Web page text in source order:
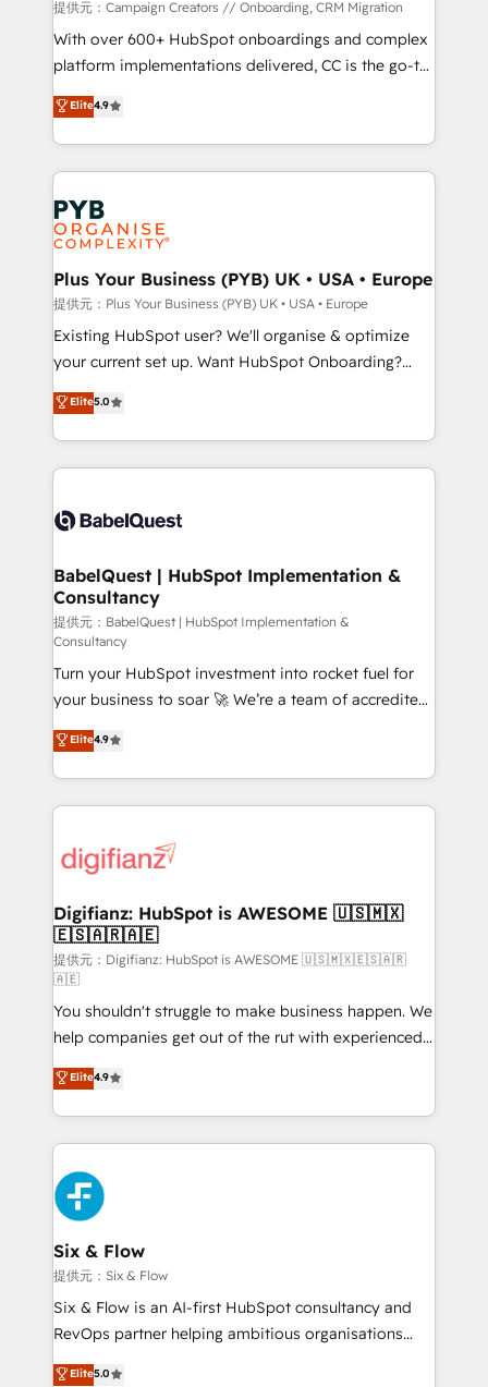
guided implementation and seamless integration of
the CRM platform into your digital ecosystem. Would
you like support in deploying your inbound
to your needs and sales objectives. With 125+
certifications, we are part of the most certified
services are offered in both English & French.
提供元：Campaign Creators // Onboarding, CRM Migration
With over 600+ HubSpot onboardings and complex
platform implementations delivered, CC is the go-to
Elite Solutions Partner for businesses ready to
migrate, replatform, and scale smarter. We specialize
in high-impact CRM and CMS migrations and
onboarding from platforms like Salesforce, NetSuite,
Zoho, Pardot, Marketo, Microsoft Dynamics, Wix,
WordPress and legacy CRMs, turning fragmented
systems into unified, growth-ready HubSpot
architectures that accelerate revenue operations and
performance. - Multi-object CRM migration, cleanup,
and implementation. - Pre-built and custom
integrations across your full tech stack. - Custom
- Dashboards, lifecycle campaigns, and lead
nurturing sequences. - Cross-hub setup across
scalable retainers. Let’s make HubSpot your most
powerful growth engine. Built to convert, scale, and
Elite4.9
Plus Your Business (PYB) UK • USA • Europe
提供元：Plus Your Business (PYB) UK • USA • Europe
Existing HubSpot user? We'll organise & optimize
your current set up. Want HubSpot Onboarding?
We'll customise your CRM & automate your business
processes. Welcome to our Profile! We can help
with... • CRM implementation, reports & workflows,
and team training • CRM migration: Salesforce,
Custom API integrations & ERP systems inc. SAP and
super skilled members) • 150+ Clients for Sales Hub,
Marketing Hub, Service Hub, Data Hub and Website
(CMS) • ISO/IEC 27001:2022, ISO 9001:2015 and
now... ISO 42001: 2023 certified • Exclusive AI
'GuardHub' governance framework, based on ISO
42001 - helping you 'organise complexity' 𝗥𝗲𝗮𝗱𝘆
𝗳𝗼𝗿 𝘁𝗵𝗲 𝗻𝗲𝘅𝘁 𝘀𝘁𝗲𝗽? Click the 👈 '𝗖𝗼𝗻𝘁𝗮𝗰𝘁
𝗯𝘂𝘀𝗶𝗻𝗲𝘀𝘀' button to get in touch (𝘸𝘦'𝘳𝘦 𝘴𝘶𝘱𝘦𝘳
𝘳𝘦𝘴𝘱𝘰𝘯𝘴𝘪𝘷𝘦)
Elite5.0
BabelQuest | HubSpot Implementation &
Consultancy
提供元：BabelQuest | HubSpot Implementation &
Consultancy
Turn your HubSpot investment into rocket fuel for
your business to soar 🚀 We’re a team of accredited
HubSpot experts ready to help you. We can
implement the platform into complex business
environments, optimise what you've got and make
sure you can actually use it, build your website in
for you and execute it on HubSpot. We are on the
framework, meaning we've been accredited by
HubSpot and vetted by the CCS, which means we
can support public sector companies as well the
other ones listed in our profile. Our services: -
HubSpot implementation - HubSpot CMS website
build We can do lots of things. But everything we do
is there for you to: - Grow revenue, and run your
business more efficiently - Build stronger
relationships with customers - Make better
decisions with data - Find a new voice and reach
more people - Get the most out of your HubSpot
investment
Elite4.9
Digifianz: HubSpot is AWESOME 🇺🇸🇲🇽
🇪🇸🇦🇷🇦🇪
提供元：Digifianz: HubSpot is AWESOME 🇺🇸🇲🇽🇪🇸🇦🇷
🇦🇪
You shouldn't struggle to make business happen. We
help companies get out of the rut with experienced,
process-oriented teams implementing HubSpot
Marketing, Sales, Service, CMS and Operations Hub,
so selling and actually engaging with your customers
feels easy and pain-free. We are a top ranked
HubSpot Elite Partner, winner of Rookie of the Year
and Customer First Awards, 4.9/5 rating in HubSpot
Reviews and 4.9/5 rating in Clutch Reviews. Digifianz
helps the following industries: logistics & 3PL, home
improvement & construction, branding and
commercialization, real estate, health, education,
SaaS, Software Dev & IT and consulting, make the
the United States, EU, UAE, Mexico and Latin
Elite4.9
Six & Flow
提供元：Six & Flow
Six & Flow is an AI-first HubSpot consultancy and
RevOps partner helping ambitious organisations
grow with clarity, confidence, and intelligence.
Elite5.0